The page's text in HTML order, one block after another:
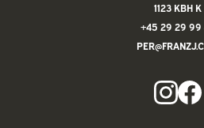
1123 KBH K
+45 29 29 99